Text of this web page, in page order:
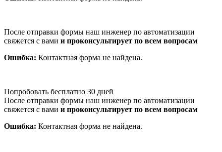
После отправки формы наш инженер по автоматизации
свяжется с вами и проконсультирует по всем вопросам
Ошибка: Контактная форма не найдена.
Попробовать бесплатно 30 дней
После отправки формы наш инженер по автоматизации
свяжется с вами и проконсультирует по всем вопросам
Ошибка: Контактная форма не найдена.